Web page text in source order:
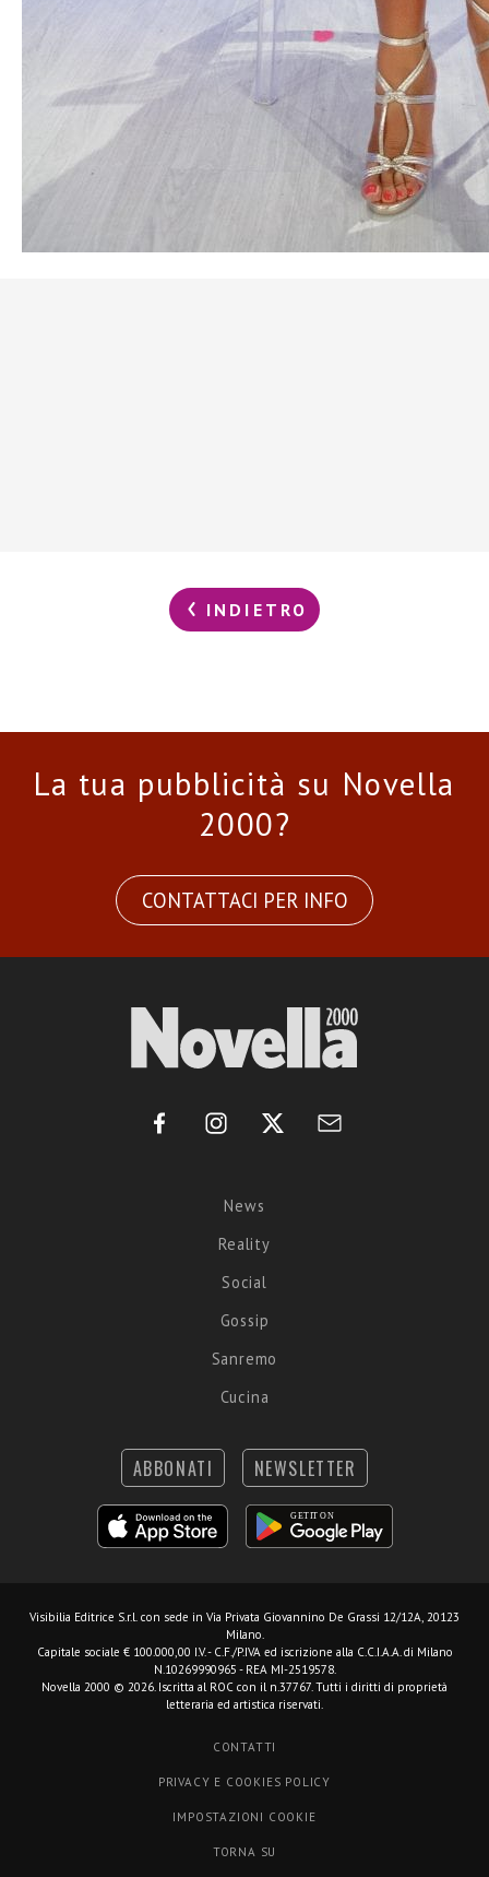
INDIETRO
La tua pubblicità su Novella
2000?
CONTATTACI PER INFO
News
Reality
Social
Gossip
Sanremo
Cucina
ABBONATI NEWSLETTER
Visibilia Editrice S.r.l. con sede in Via Privata Giovannino De Grassi 12/12A, 20123
Milano.
Capitale sociale € 100.000,00 I.V. - C.F./P.IVA ed iscrizione alla C.C.I.A.A. di Milano
N.10269990965 - REA MI-2519578.
Novella 2000 © 2026. Iscritta al ROC con il n.37767. Tutti i diritti di proprietà
letteraria ed artistica riservati.
CONTATTI
PRIVACY E COOKIES POLICY
IMPOSTAZIONI COOKIE
TORNA SU